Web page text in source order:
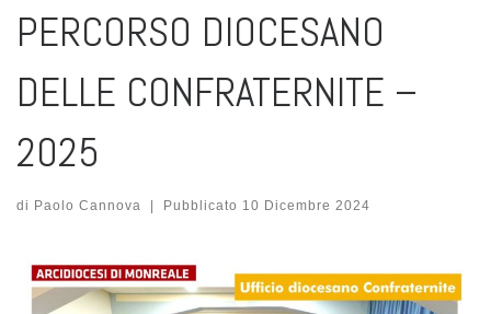
PERCORSO DIOCESANO
DELLE CONFRATERNITE –
2025
di Paolo Cannova Pubblicato 10 Dicembre 2024